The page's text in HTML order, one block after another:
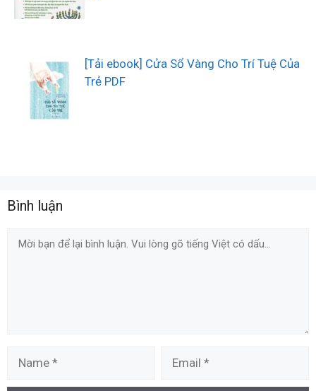
[Tải ebook] Cửa Sổ Vàng Cho Trí Tuệ Của
Trẻ PDF
Bình luận
Comment